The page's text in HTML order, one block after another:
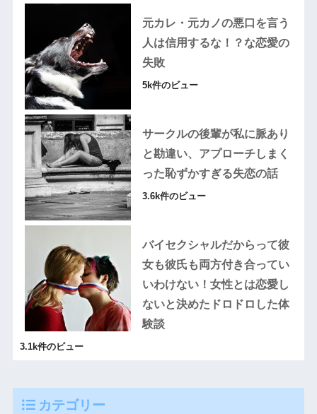
元カレ・元カノの悪口を言う
人は信用するな！？な恋愛の
失敗
5k件のビュー
サークルの後輩が私に脈あり
と勘違い、アプローチしまく
った恥ずかすぎる失恋の話
3.6k件のビュー
バイセクシャルだからって彼
女も彼氏も両方付き合ってい
いわけない！女性とは恋愛し
ないと決めたドロドロした体
験談
3.1k件のビュー
カテゴリー